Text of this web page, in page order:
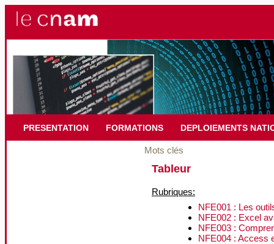
PRESENTATION FORMATIONS DEPLOIEMENTS
Mots clés
Tableur
Rubriques:
NFE001 : Les
NFE002 : Excel
NFE003 :
NFE004 : Access